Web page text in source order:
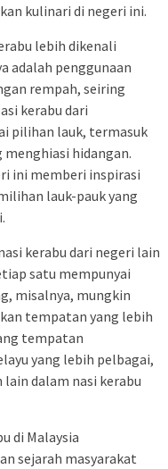
kulinari di negeri ini.
lebih dikenali
adalah penggunaan
rempah, seiring
kerabu dari
pilihan lauk, termasuk
hidangan.
ini memberi inspirasi
lauk-pauk yang
kerabu dari negeri lain
satu mempunyai
misalnya, mungkin
tempatan yang lebih
tempatan
yang lebih pelbagai,
dalam nasi kerabu
di Malaysia
sejarah masyarakat